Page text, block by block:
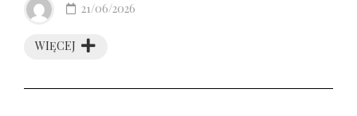
WIĘCEJ
21/06/2026